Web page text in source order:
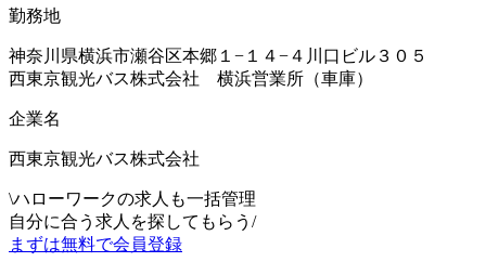
勤務地
神奈川県横浜市瀬谷区本郷１−１４−４川口ビル３０５
西東京観光バス株式会社 横浜営業所（車庫）
企業名
西東京観光バス株式会社
\ハローワークの求人も一括管理
自分に合う求人を探してもらう /
まずは無料で会員登録